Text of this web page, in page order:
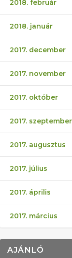
2018. február
2018. január
2017. december
2017. november
2017. október
2017. szeptember
2017. augusztus
2017. július
2017. április
2017. március
AJÁNLÓ